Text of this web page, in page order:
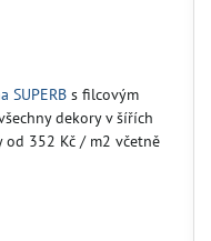
SUPERBs filcovým
dekory v šířích
352 Kč / m2 včetně